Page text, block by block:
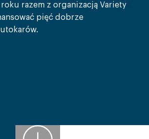
roku razem z organizacją Variety
pięć dobrze